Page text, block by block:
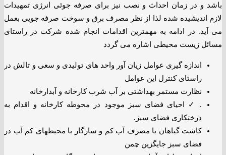
باشد و در زمان احداث و نصب نیز برای صرفه جوئی انرژی تمهیدات
لازم اندیشیده شده لذا از نظر مصرف برق و سوخت صرفه جویی بعمل
می آید. در ادامه به مهمترین اقدامات انجام شده شرکت در راستای
مسائل زیست محیطی اشاره می گردد
اندازه گیری عوامل زیان آور واحد های تولیدی و سعی و تالش در
راستای کنترل این عوامل
نظارت مستمر بهداشتی بر آب شرب کارخانه و آبدارخانه
. ✓ احیای فضای سبز موجود در محوطه کارخانه و اقدام به
درختکاری فضای سبز.
کاشت گیاهان با مصرف آب کم و سازگار با محیطهای کم آب در
فضای سبز جایگزین چمن